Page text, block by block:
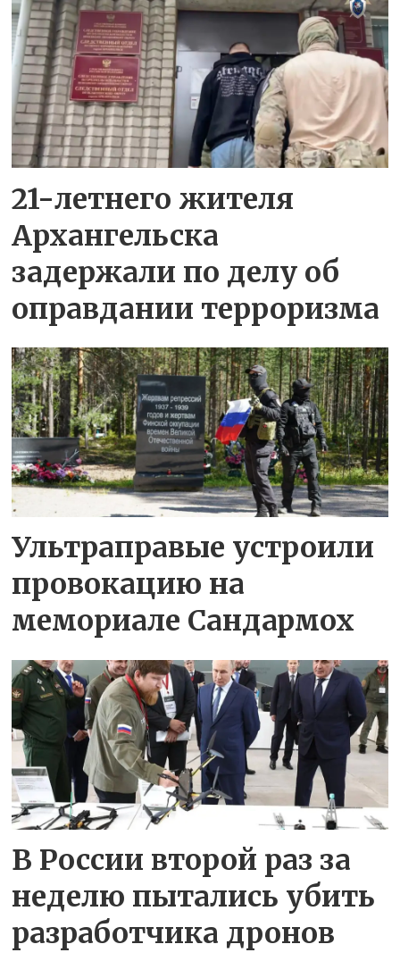
21-летнего жителя
Архангельска
задержали по делу об
оправдании терроризма
Ультраправые устроили
провокацию на
мемориале Сандармох
В России второй раз за
неделю пытались убить
разработчика дронов